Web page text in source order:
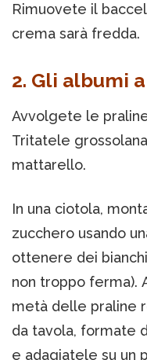
Rimuovete il
crema sarà fredda.
2. Gli albumi
Avvolgete le
Tritatele
mattarello.
In una ciotola,
zucchero usando
ottenere dei
non troppo ferma).
metà delle praline
da tavola, formate
e adagiatele su un